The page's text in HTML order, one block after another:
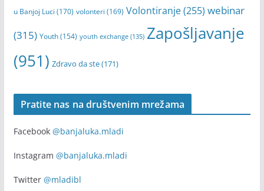
u Banjoj Luci (170) volonteri (169) Volontiranje(255) webinar
(315) Youth(154) youth exchange(135) Zapošljavanje
(951) Zdravo da ste(171)
Pratite nas na društvenim mrežama
Facebook @banjaluka.mladi
Instagram @banjaluka.mladi
Twitter @mladibl